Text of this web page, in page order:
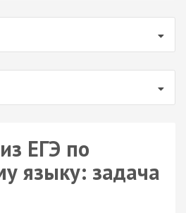
ЕГЭ по
языку: задача